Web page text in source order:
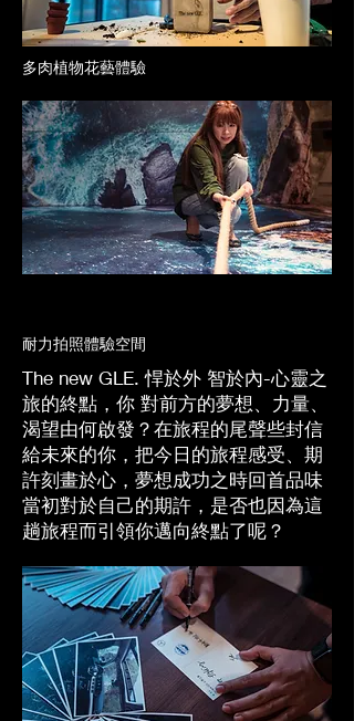
多肉植物花藝體驗
耐力拍照體驗空間
The new GLE. 悍於外 智於內-心靈之
旅的終點，你 對前方的夢想、力量、
渴望由何啟發？在旅程的尾聲些封信
給未來的你，把今日的旅程感受、期
許刻畫於心，夢想成功之時回首品味
當初對於自己的期許，是否也因為這
趟旅程而引領你邁向終點了呢？